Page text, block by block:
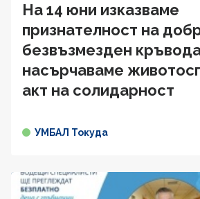
На 14 юни изказваме
признателност на
безвъзмезден
насърчаваме
акт на солидарност
УМБАЛ Токуда